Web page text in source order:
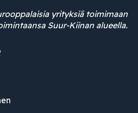
yrityksiä toimimaan
Suur-Kiinan alueella.